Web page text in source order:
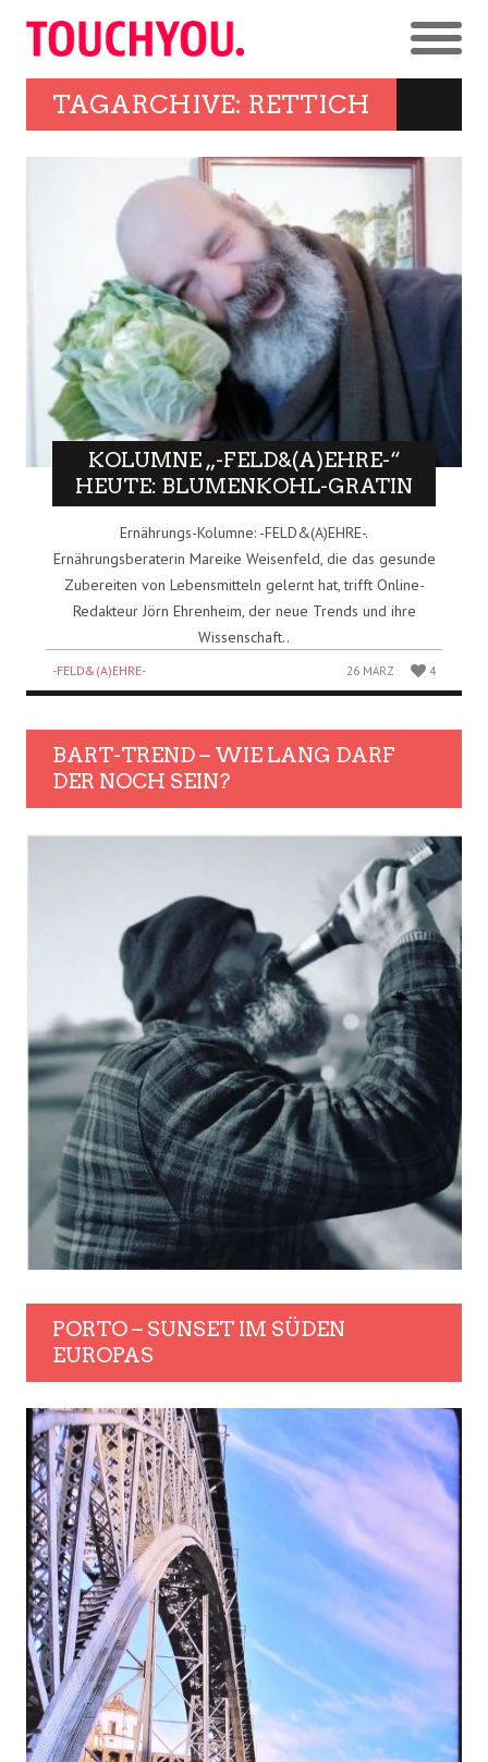
TAGARCHIVE: RETTICH
KOLUMNE „-FELD&(A)EHRE-“
HEUTE: BLUMENKOHL-GRATIN
Ernährungs-Kolumne: -FELD&(A)EHRE-.
Ernährungsberaterin Mareike Weisenfeld, die das gesunde
Zubereiten von Lebensmitteln gelernt hat, trifft Online-
Redakteur Jörn Ehrenheim, der neue Trends und ihre
Wissenschaft..
-FELD&(A)EHRE- 26 MÄRZ 4
BART-TREND – WIE LANG DARF
DER NOCH SEIN?
PORTO – SUNSET IM SÜDEN
EUROPAS